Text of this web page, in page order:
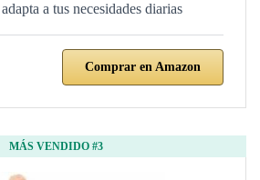
a tus necesidades diarias
Comprar en Amazon
MÁS VENDIDO #3